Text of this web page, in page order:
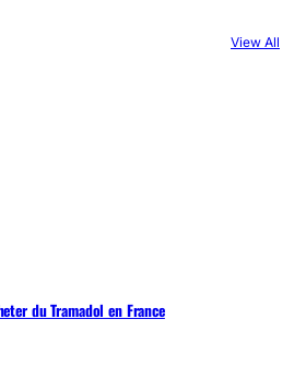
View All
du Tramadol en France